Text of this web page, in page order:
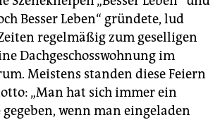
Besser Leben“ gründete, lud
regelmäßig zum geselligen
Dachgeschosswohnung im
Meistens standen diese Feiern
„Man hat sich immer ein
wenn man eingeladen